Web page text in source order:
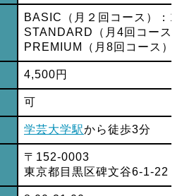
BASIC（月２回コース）：
STANDARD（月4回コース
PREMIUM（月8回コース）
4,500円
可
学芸大学駅から徒歩3分
〒152-0003
東京都目黒区碑文谷6-1-22